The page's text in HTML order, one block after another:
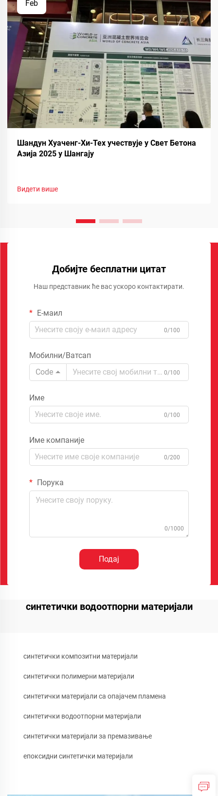
Feb
Шандун Хуаченг-Хи-Тех учествује у Свет Бетона
Азија 2025 у Шангају
Видети више
Добијте бесплатни цитат
Наш представник ће вас ускоро контактирати.
Е-маил
0/100
Мобилни/Ватсап
Code
0/100
Име
0/100
Име компаније
0/200
Порука
0/1000
Подај
синтетички водоотпорни материјали
синтетички композитни материјали
синтетички полимерни материјали
синтетички материјали са опајачем пламена
синтетички водоотпорни материјали
синтетички материјали за премазивање
епоксидни синтетички материјали